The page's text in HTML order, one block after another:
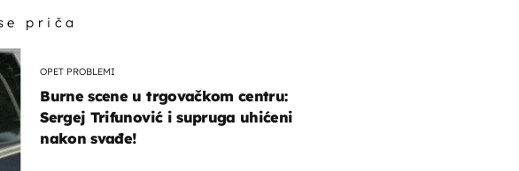
priča
OPET PROBLEMI
Burne scene u trgovačkom centru:
Sergej Trifunović i supruga uhićeni
nakon svađe!